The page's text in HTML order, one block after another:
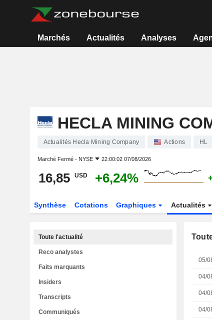
Marchés Actualités Analyses
HECLA MINING
Actualités Hecla Mining Company Actions HL
Marché Fermé - NYSE 22:00:02 07/08/2026
16,85 USD +6,24%
Synthèse Cotations Graphiques Actualités
05/
04/
04/
04/
Toute l'actualité
Reco analystes
Faits marquants
Insiders
Transcripts
Communiqués